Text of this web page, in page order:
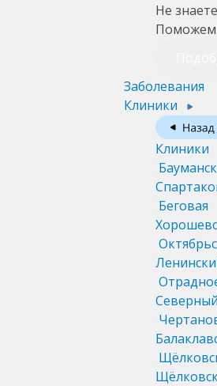
Не
Поможем
Заболевания
Клиники
Клиники
Беговая